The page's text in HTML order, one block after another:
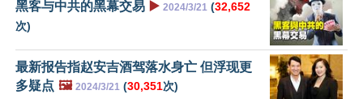
黑客与中共的黑幕交易 ▶️ 2024/3/21 (32,652
次)
最新报告指赵安吉酒驾落水身亡 但浮现更
多疑点 🖼️ 2024/3/21 (30,351次)